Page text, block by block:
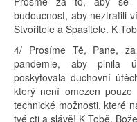
budoucnost, aby neztratili
Stvořitele a Spasitele. K
4/ Prosíme Tě, Pane,
pandemie, aby plnila
poskytovala duchovní
který není omezen pouze
technické možnosti, které
tvé cti a slávě! K Tobě,